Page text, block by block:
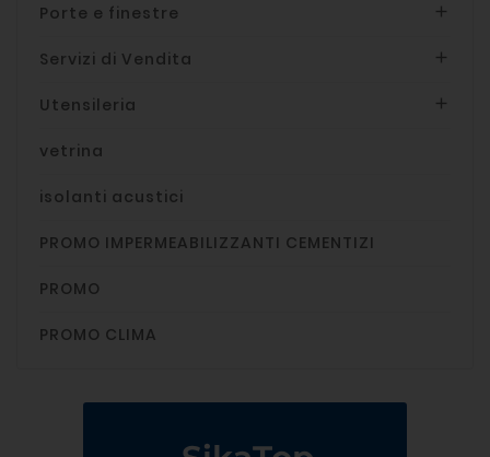
Porte e finestre 
Servizi di Vendita 
Utensileria 
vetrina
isolanti acustici
PROMO IMPERMEABILIZZANTI CEMENTIZI
PROMO
PROMO CLIMA